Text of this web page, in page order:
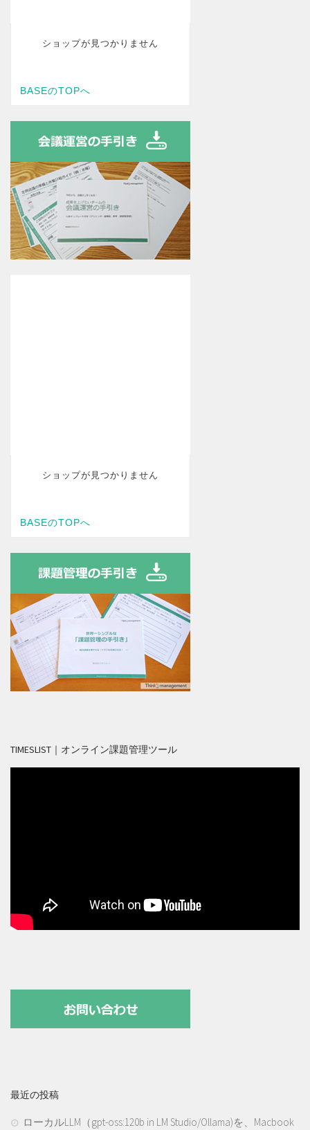
TIMESLIST｜オンライン課題管理ツール
最近の投稿
ローカルLLM（gpt-oss:120b in LM Studio/Ollama)を、Macbook